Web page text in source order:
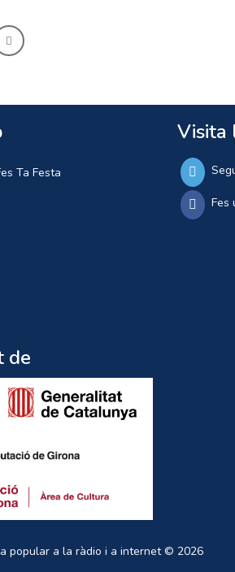
Ta Festa
Visita
Fes
de
popular a la ràdio i a internet© 2026